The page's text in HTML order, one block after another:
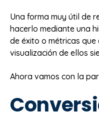
Una forma muy útil de
hacerlo mediante una
de éxito o métricas
visualización de ellos
Ahora vamos con la